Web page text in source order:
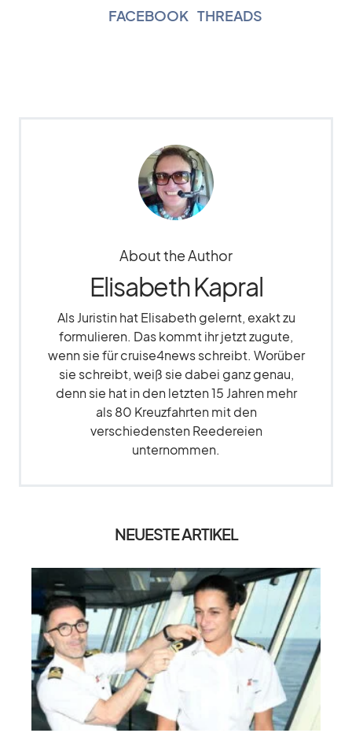
FACEBOOK THREADS
About the Author
Elisabeth Kapral
Als Juristin hat Elisabeth gelernt, exakt zu
formulieren. Das kommt ihr jetzt zugute,
wenn sie für cruise4news schreibt. Worüber
sie schreibt, weiß sie dabei ganz genau,
denn sie hat in den letzten 15 Jahren mehr
als 80 Kreuzfahrten mit den
verschiedensten Reedereien
unternommen.
NEUESTE ARTIKEL